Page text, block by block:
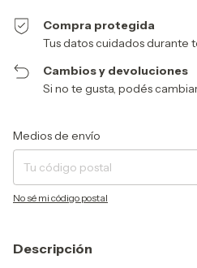
Compra protegida
Tus datos cuidados durante
Cambios y devoluciones
Si no te gusta, podés
Entregas para el CP:
Medios de envío
No sé mi código postal
Descripción